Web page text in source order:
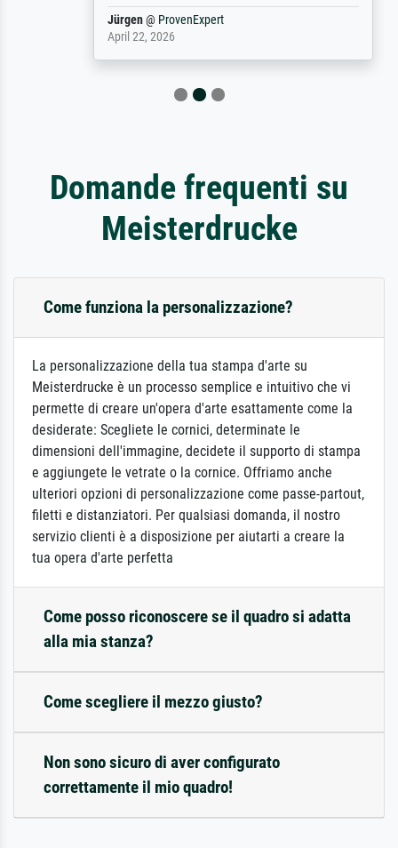
Jürgen@ProvenExpert
April 22, 2026
Domande frequenti su
Meisterdrucke
Come funziona la personalizzazione?
La personalizzazione della tua stampa d'arte su
Meisterdrucke è un processo semplice e intuitivo che vi
permette di creare un'opera d'arte esattamente come la
desiderate: Scegliete le cornici, determinate le
dimensioni dell'immagine, decidete il supporto di stampa
e aggiungete le vetrate o la cornice. Offriamo anche
ulteriori opzioni di personalizzazione come passe-partout,
filetti e distanziatori. Per qualsiasi domanda, il nostro
servizio clienti è a disposizione per aiutarti a creare la
tua opera d'arte perfetta
Come posso riconoscere se il quadro si adatta
alla mia stanza?
Come scegliere il mezzo giusto?
Non sono sicuro di aver configurato
correttamente il mio quadro!